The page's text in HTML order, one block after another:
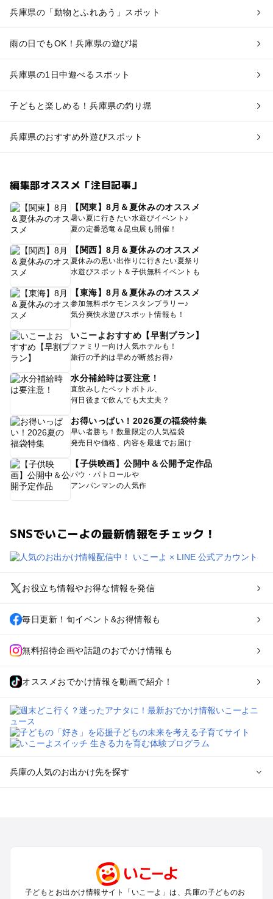
兵庫県の「動物とふれあう」スポット
雨の日でもOK！兵庫県の遊び場
兵庫県の1日中遊べるスポット
子どもと楽しめる！兵庫県の釣り堀
兵庫県のおすすめ外遊びスポット
編集部オススメ「注目記事」
【関東】8月＆夏休みのオススメ
暑い夏に行きたい水遊びイベント♪
夏の定番恐竜＆昆虫展も開催！
【関西】8月＆夏休みのオススメ
夏休みの思い出作りに行きたい夏祭り
水遊びスポット＆子供無料イベントも
【東海】8月＆夏休みのオススメ
参加無料ポケモンスタンプラリー♪
気分爽快水遊びスポット情報も！
いこーよおすすめ【早割プラン】
ファミリー向け人気ホテルも！
旅行の予約は早めが断然お得♪
水分補給時は要注意！
直飲みしたペットボトル、
何日後まで飲んでも大丈夫？
お得いっぱい！2026夏の福袋特集
早い者勝ち！数量限定の人気福袋
発売日や価格、内容を最速でお届け
【子供映画】公開中＆公開予定作品
パウ・パトロールや
アンパンマンの人気作
SNSでいこーよの最新情報をチェック！
お役立ち情報やお得な情報を発信
毎日更新！旬イベント&お得情報も
無料招待企画や話題のおでかけ情報も
オススメおでかけ情報を動画で紹介！
兵庫の人気のお出かけ先を探す
淡路島のプールお出かけ
城崎・豊岡・竹野のプールお出かけ
子どもとお出かけ情報サイト「いこーよ」は、兵庫の子どものお